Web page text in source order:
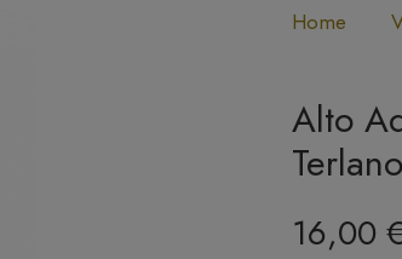
Home
Alto
Terlano
16,00